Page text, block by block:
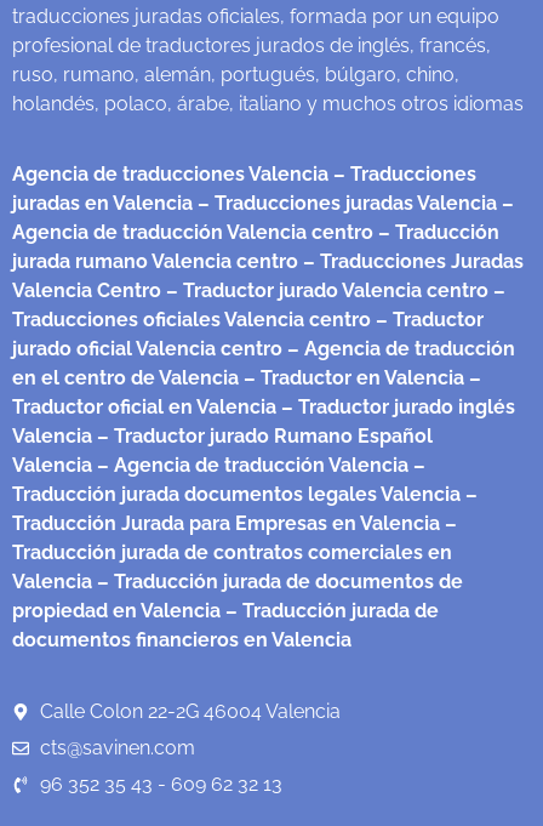
traducciones juradas oficiales, formada por un equipo
profesional de traductores jurados de inglés, francés,
ruso, rumano, alemán, portugués, búlgaro, chino,
holandés, polaco, árabe, italiano y muchos otros idiomas
Agencia de traducciones Valencia – Traducciones
juradas en Valencia – Traducciones juradas Valencia –
Agencia de traducción Valencia centro – Traducción
jurada rumano Valencia centro – Traducciones Juradas
Valencia Centro – Traductor jurado Valencia centro –
Traducciones oficiales Valencia centro – Traductor
jurado oficial Valencia centro – Agencia de traducción
en el centro de Valencia – Traductor en Valencia –
Traductor oficial en Valencia – Traductor jurado inglés
Valencia – Traductor jurado Rumano Español
Valencia – Agencia de traducción Valencia –
Traducción jurada documentos legales Valencia –
Traducción Jurada para Empresas en Valencia –
Traducción jurada de contratos comerciales en
Valencia – Traducción jurada de documentos de
propiedad en Valencia – Traducción jurada de
documentos financieros en Valencia
Calle Colon 22-2G 46004 Valencia
cts@savinen.com
96 352 35 43 - 609 62 32 13